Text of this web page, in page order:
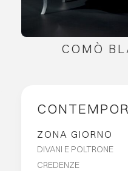
COMÒ
ZONA GIORNO
DIVANI E POLTRONE
CREDENZE